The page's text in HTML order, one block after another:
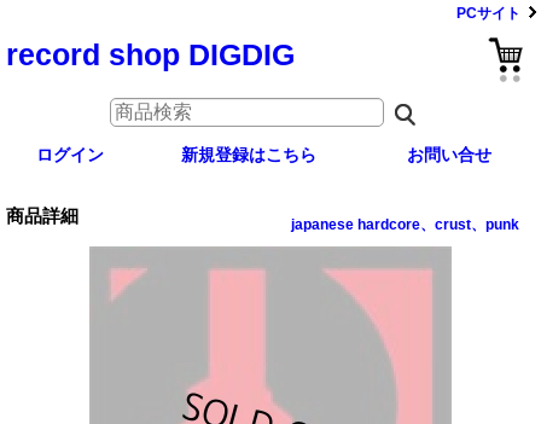
PCサイト
record shop DIGDIG
ログイン 新規登録はこちら お問い合せ
商品詳細 japanese hardcore、crust、punk